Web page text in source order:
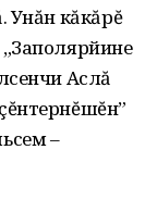
Унăн кăкăрĕ
Аслă
–